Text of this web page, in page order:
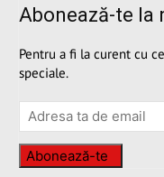
Abonează-te la
Pentru a fi la curent cu
speciale.
Abonează-te